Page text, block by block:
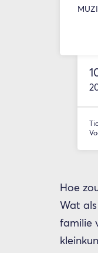
Hoe
Wat
familie